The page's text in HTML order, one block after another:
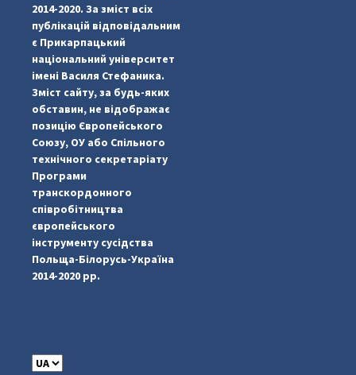
#PipIvanToday
2014-2020. За зміст всіх
публікацій відповідальним
є Прикарпацький
національний університет
імені Василя Стефаника.
Зміст сайту, за будь-яких
обставин, не відображає
позицію Європейського
Союзу, ОУ або Спільного
технічного секретаріату
Програми
транскордонного
співробітництва
європейського
інструменту сусідства
Польща-Білорусь-Україна
2014-2020 рр.
C